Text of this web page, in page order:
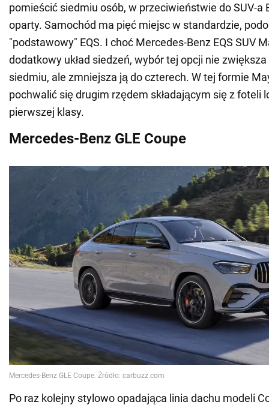
pomieścić siedmiu osób, w przeciwieństwie do SUV-a
oparty. Samochód ma pięć miejsc w standardzie,
"podstawowy" EQS. I choć Mercedes-Benz EQS SUV
dodatkowy układ siedzeń, wybór tej opcji nie
siedmiu, ale zmniejsza ją do czterech. W tej formie
pochwalić się drugim rzędem składającym się z foteli
pierwszej klasy.
Mercedes-Benz GLE Coupe
Po raz kolejny stylowo opadająca linia dachu modeli